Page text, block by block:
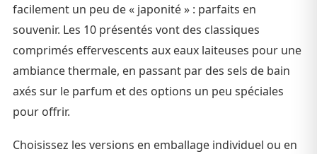
facilement un peu de « japonité » : parfaits en
souvenir. Les 10 présentés vont des classiques
comprimés effervescents aux eaux laiteuses pour une
ambiance thermale, en passant par des sels de bain
axés sur le parfum et des options un peu spéciales
pour offrir.
Choisissez les versions en emballage individuel ou en